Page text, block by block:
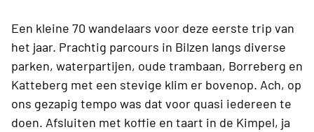
Een kleine 70 wandelaars voor deze eerste trip van
het jaar. Prachtig parcours in Bilzen langs diverse
parken, waterpartijen, oude trambaan, Borreberg en
Katteberg met een stevige klim er bovenop. Ach, op
ons gezapig tempo was dat voor quasi iedereen te
doen. Afsluiten met koffie en taart in de Kimpel, ja